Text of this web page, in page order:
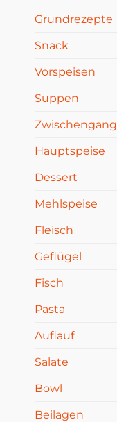
Grundrezepte
Snack
Vorspeisen
Suppen
Zwischengang
Hauptspeise
Dessert
Mehlspeise
Fleisch
Geflügel
Fisch
Pasta
Auflauf
Salate
Bowl
Beilagen